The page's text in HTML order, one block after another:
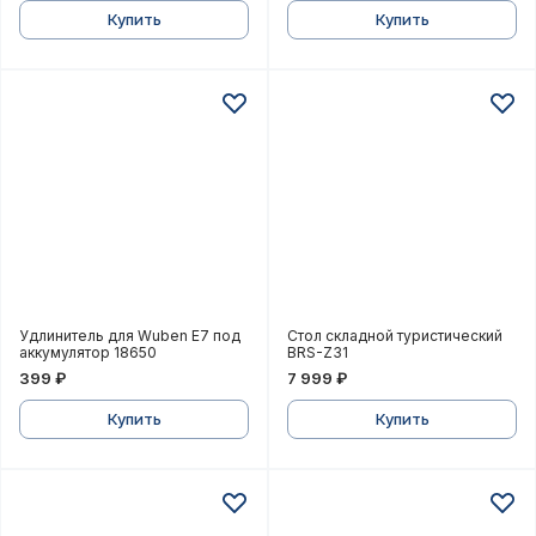
Купить Купить
Удлинитель для Wuben E7 под аккумулятор 18650
Удлинитель для Wuben E7 под
аккумулятор 18650
399 ₽
Купить
Стол складной
Стол складной туристический
BRS-Z31
7 999 ₽
Купить